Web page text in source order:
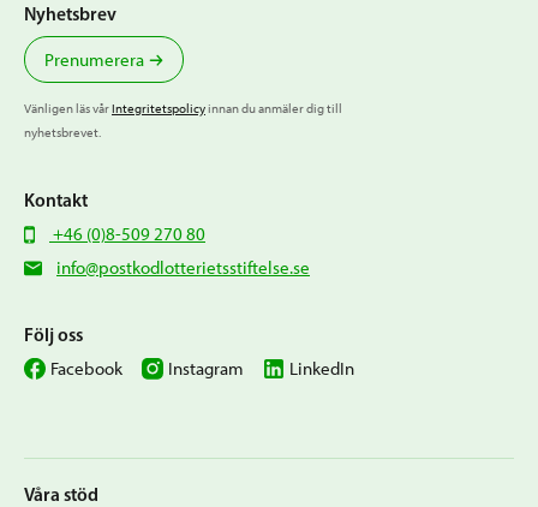
Våra stöd
Nyhetsbrev
Prenumerera
Vänligen läs vårIntegritetspolicyinnan du anmäler dig till
nyhetsbrevet.
Kontakt
+46 (0)8-509 270 80
info@postkodlotterietsstiftelse.se
Följ oss
Facebook Instagram LinkedIn